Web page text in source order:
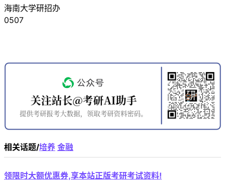
海南大学研招办
0507
相关话题/培养 金融
领限时大额优惠券,享本站正版考研考试资料!